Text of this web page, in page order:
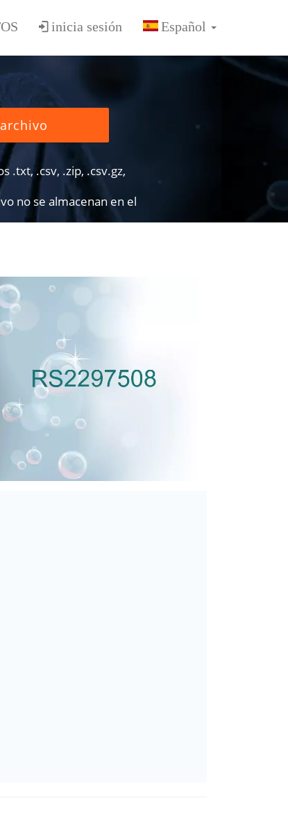
inicia sesión
.txt, .csv, .zip, .csv.gz,
no se almacenan en el